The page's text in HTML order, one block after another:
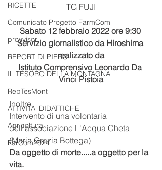
RICETTE
Comunicato Progetto FarmCom
provvisori
REPORT DI PIERO
IL TESORO DELLA MONTAGNA
RepTesMont
ATTIVITA' DIDATTICHE
Agricoltura
FarCom2024
TG FUJI
Sabato 12 febbraio 2022 ore 9:30
Servizio giornalistico da Hiroshima
realizzato da
Istituto Comprensivo Leonardo Da
Vinci Pistoia
Inoltre
Intervento di una volontaria
dell'associazione L'Acqua Cheta
(Maria Grazia Bottega)
Da oggetto di morte.....a oggetto per la
vita.